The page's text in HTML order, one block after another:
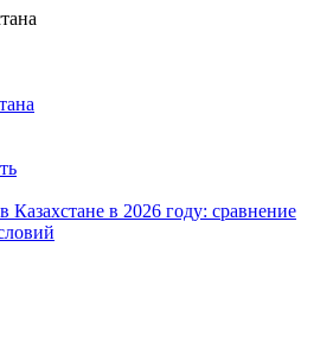
в 2026 году: сравнение